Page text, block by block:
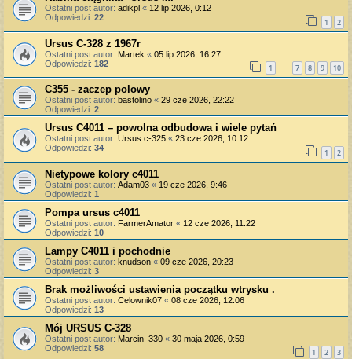
Ostatni post autor: adikpl « 12 lip 2026, 0:12
Odpowiedzi: 22 1 2
Ursus C-328 z 1967r
Ostatni post autor: Martek « 05 lip 2026, 16:27
Odpowiedzi: 182 1 7 8 9 10
C355 - zaczep polowy
Ostatni post autor: bastolino « 29 cze 2026, 22:22
Odpowiedzi: 2
Ursus C4011 – powolna odbudowa i wiele pytań
Ostatni post autor: Ursus c-325 « 23 cze 2026, 10:12
Odpowiedzi: 34 1 2
Nietypowe kolory c4011
Ostatni post autor: Adam03 « 19 cze 2026, 9:46
Odpowiedzi: 1
Pompa ursus c4011
Ostatni post autor: FarmerAmator « 12 cze 2026, 11:22
Odpowiedzi: 10
Lampy C4011 i pochodnie
Ostatni post autor: knudson « 09 cze 2026, 20:23
Odpowiedzi: 3
Brak możliwości ustawienia początku wtrysku .
Ostatni post autor: Celownik07 « 08 cze 2026, 12:06
Odpowiedzi: 13
Mój URSUS C-328
Ostatni post autor: Marcin_330 « 30 maja 2026, 0:59
Odpowiedzi: 58 1 2 3